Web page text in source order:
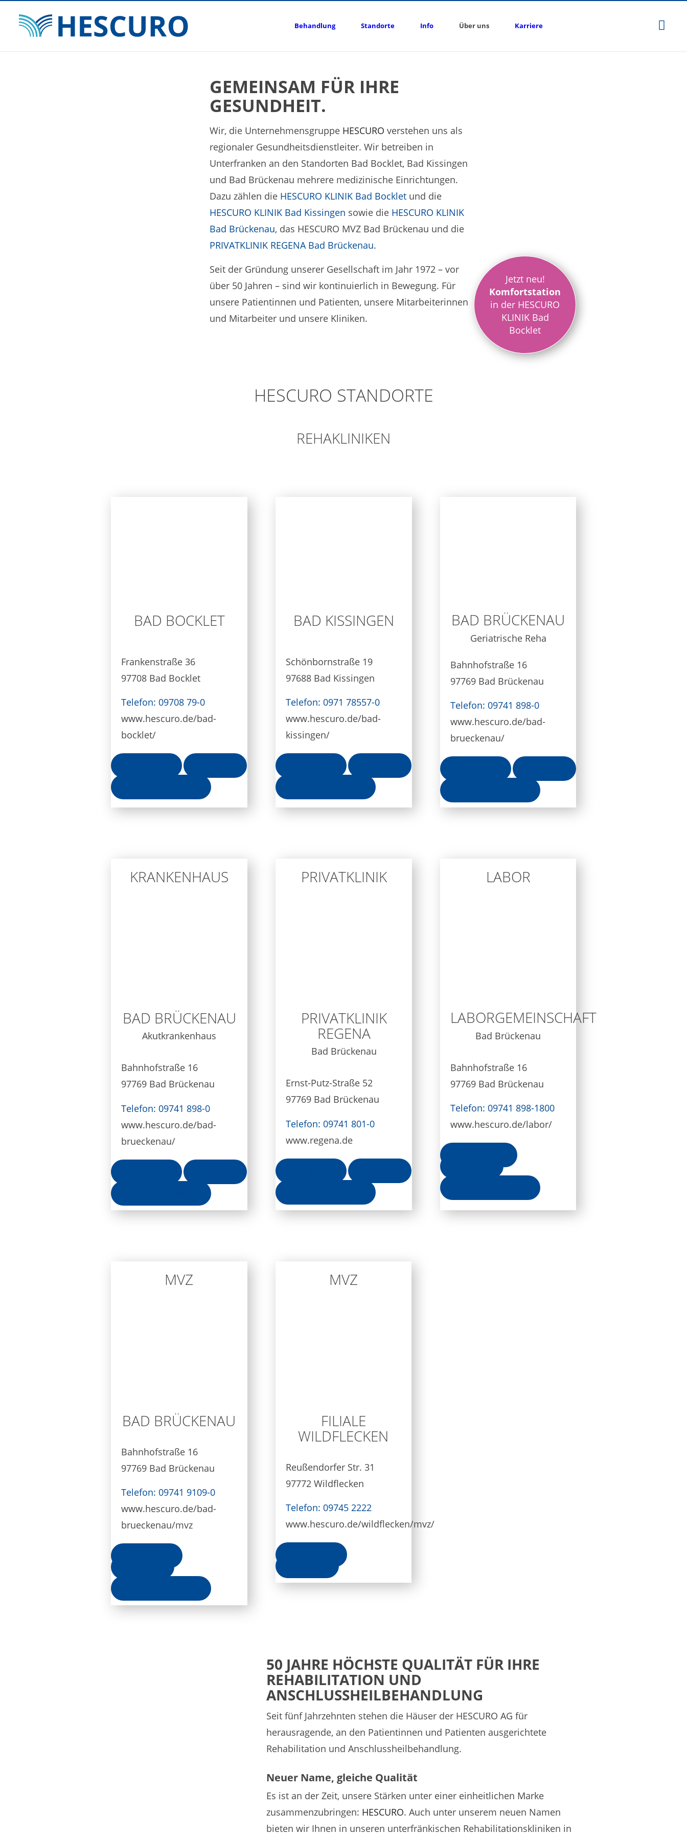
Behandlung Standorte Info Über uns Karriere
Jetzt neu!
Komfortstation
in der HESCURO
KLINIK Bad
Bocklet
GEMEINSAM FÜR IHRE
GESUNDHEIT.
Wir, die Unternehmensgruppe HESCURO verstehen uns als
regionaler Gesundheitsdienstleiter. Wir betreiben in
Unterfranken an den Standorten Bad Bocklet, Bad Kissingen
und Bad Brückenau mehrere medizinische Einrichtungen.
Dazu zählen die HESCURO KLINIK Bad Bockletund die
HESCURO KLINIK Bad Kissingen sowie die HESCURO KLINIK
Bad Brückenau, das HESCURO MVZ Bad Brückenau und die
PRIVATKLINIK REGENA Bad Brückenau.
Seit der Gründung unserer Gesellschaft im Jahr 1972 – vor
über 50 Jahren – sind wir kontinuierlich in Bewegung. Für
unsere Patientinnen und Patienten, unsere Mitarbeiterinnen
und Mitarbeiter und unsere Kliniken.
HESCURO STANDORTE
REHAKLINIKEN
BAD BOCKLET
Frankenstraße 36
97708 Bad Bocklet
Telefon: 09708 79-0
www.hescuro.de/bad-
bocklet/
BAD KISSINGEN
Schönbornstraße 19
97688 Bad Kissingen
Telefon: 0971 78557-0
www.hescuro.de/bad-
kissingen/
BAD BRÜCKENAU
Geriatrische Reha
Bahnhofstraße 16
97769 Bad Brückenau
Telefon: 09741 898-0
www.hescuro.de/bad-
brueckenau/
KRANKENHAUS
BAD BRÜCKENAU
Akutkrankenhaus
Bahnhofstraße 16
97769 Bad Brückenau
Telefon: 09741 898-0
www.hescuro.de/bad-
brueckenau/
PRIVATKLINIK
PRIVATKLINIK
REGENA
Bad Brückenau
Ernst-Putz-Straße 52
97769 Bad Brückenau
Telefon: 09741 801-0
www.regena.de
LABOR
LABORGEMEINSCHAFT
Bad Brückenau
Bahnhofstraße 16
97769 Bad Brückenau
Telefon: 09741 898-1800
www.hescuro.de/labor/
MVZ
BAD BRÜCKENAU
Bahnhofstraße 16
97769 Bad Brückenau
Telefon: 09741 9109-0
www.hescuro.de/bad-
brueckenau/mvz
MVZ
FILIALE
WILDFLECKEN
Reußendorfer Str. 31
97772 Wildflecken
Telefon: 09745 2222
www.hescuro.de/wildflecken/mvz/
50 JAHRE HÖCHSTE QUALITÄT FÜR IHRE
REHABILITATION UND
ANSCHLUSSHEILBEHANDLUNG
Seit fünf Jahrzehnten stehen die Häuser der HESCURO AG für
herausragende, an den Patientinnen und Patienten ausgerichtete
Rehabilitation und Anschlussheilbehandlung.
Neuer Name, gleiche Qualität
Es ist an der Zeit, unsere Stärken unter einer einheitlichen Marke
zusammenzubringen: HESCURO. Auch unter unserem neuen Namen
bieten wir Ihnen in unseren unterfränkischen Rehabilitationskliniken in